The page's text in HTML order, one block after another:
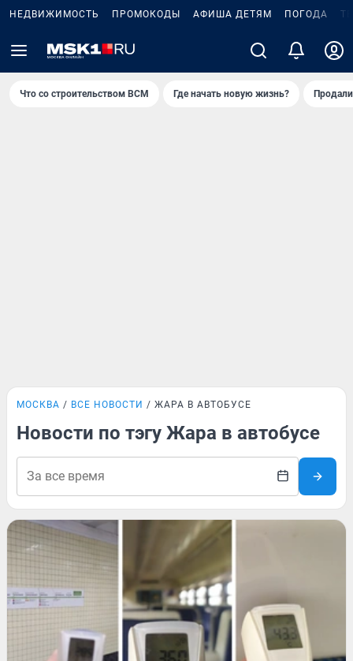
НЕДВИЖИМОСТЬ ПРОМОКОДЫ АФИША ДЕТЯМ ПОГОДА
Что со строительством ВСМ Где начать новую жизнь?
МОСКВА ВСЕ НОВОСТИ ЖАРА В АВТОБУСЕ
Новости по тэгу Жара в автобусе